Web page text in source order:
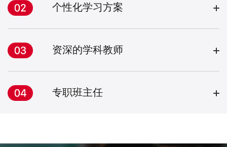
个性化学习方案
资深的学科教师
专职班主任